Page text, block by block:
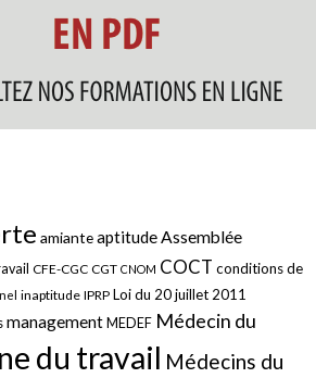
amianteaptitudeAssemblée
CFE-CGC CGT CNOM COCT conditions de
inaptitude IPRP Loi du 20 juillet 2011
management MEDEF Médecin du
du travail Médecins du